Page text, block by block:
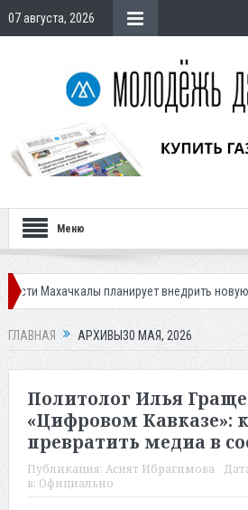
07 августа, 2026
Меню
планирует внедрить новую систему
ГЛАВНАЯ АРХИВЫ30 МАЯ, 2026
Политолог Илья
«Цифровом Кавказе»:
превратить медиа в
Публикация: Асият Ибрагимова
в: Официально